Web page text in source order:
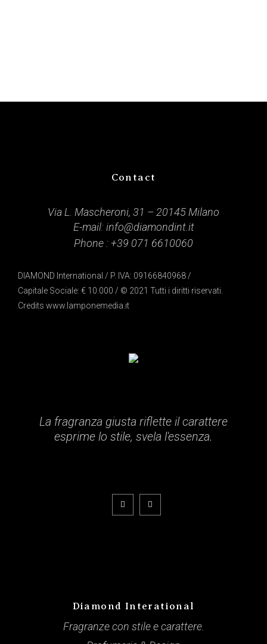
Contact
Via L. Mascheroni, 31 – 20145 Milano
E-mail: info@diamondint.it
Phone : +39 071 6610060
DIAMOND International / P. IVA: 09166840968 /
Capitale Sociale: € 10.000 / © 2021 Tutti i diritti riservati.
Credits www.lamponemedia.it
La fragranza giusta riflette il carattere
esprime lo stile, svela l'essenza.
Diamond Interational
Fragranze con stile e carattere.